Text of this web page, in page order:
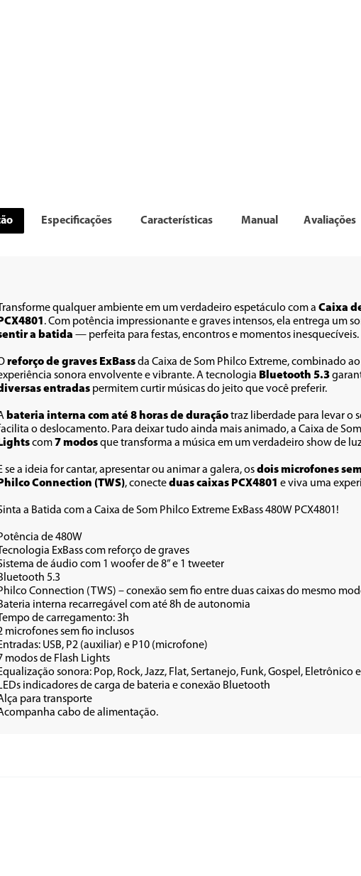
Especificações Características Manual Avaliações
qualquer ambiente em um verdadeiro espetáculo com a Caixa
PCX4801 . Com potência impressionante e graves intensos, ela entrega um
a batida — perfeita para festas, encontros e momentos inesquecíveis.
reforço de graves ExBass da Caixa de Som Philco Extreme, combinado ao
sonora envolvente e vibrante. A tecnologia Bluetooth 5.3
entradas permitem curtir músicas do jeito que você preferir.
bateria interna com até 8 horas de duração traz liberdade para levar o
o deslocamento. Para deixar tudo ainda mais animado, a Caixa de
Lights com 7 modos que transforma a música em um verdadeiro show de
se a ideia for cantar, apresentar ou animar a galera, os dois microfones
Philco Connection (TWS), conecte duas caixas PCX4801 e viva uma
a Batida com a Caixa de Som Philco Extreme ExBass 480W PCX4801!
de 480W
ExBass com reforço de graves
de áudio com 1 woofer de 8” e 1 tweeter
5.3
Connection (TWS) – conexão sem fio entre duas caixas do mesmo
interna recarregável com até 8h de autonomia
de carregamento: 3h
microfones sem fio inclusos
USB, P2 (auxiliar) e P10 (microfone)
modos de Flash Lights
sonora: Pop, Rock, Jazz, Flat, Sertanejo, Funk, Gospel, Eletrônico
indicadores de carga de bateria e conexão Bluetooth
para transporte
cabo de alimentação.